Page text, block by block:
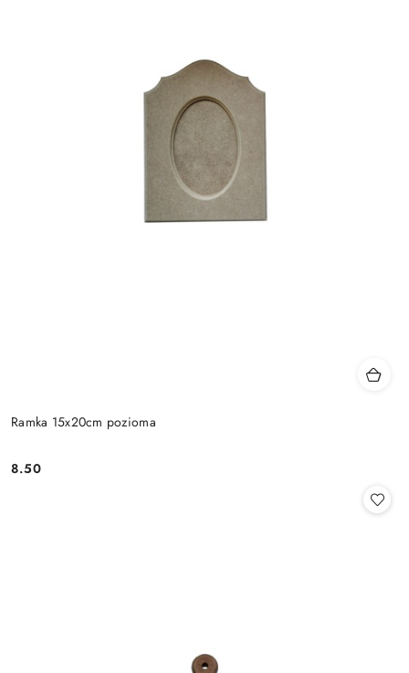
Ramka 15x20cm pozioma
Cena:
8.50